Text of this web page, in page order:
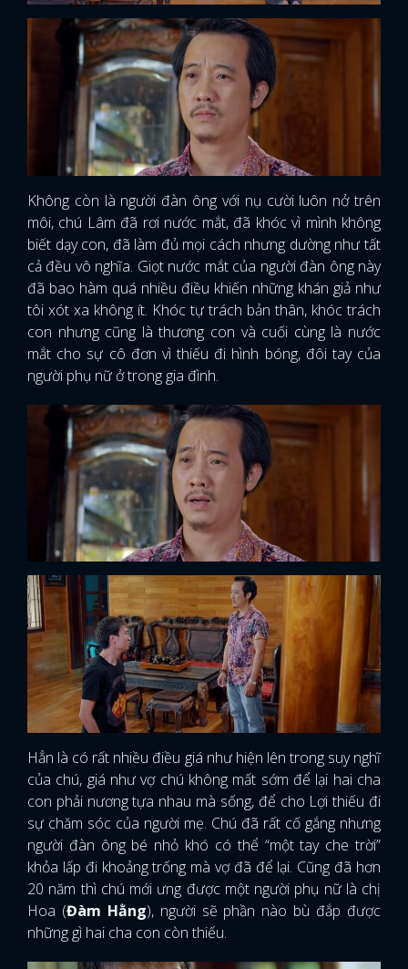
Không còn là người đàn ông với nụ cười luôn nở trên
môi, chú Lâm đã rơi nước mắt, đã khóc vì mình không
biết dạy con, đã làm đủ mọi cách nhưng dường như tất
cả đều vô nghĩa. Giọt nước mắt của người đàn ông này
đã bao hàm quá nhiều điều khiến những khán giả như
tôi xót xa không ít. Khóc tự trách bản thân, khóc trách
con nhưng cũng là thương con và cuối cùng là nước
mắt cho sự cô đơn vì thiếu đi hình bóng, đôi tay của
người phụ nữ ở trong gia đình.
Hẳn là có rất nhiều điều giá như hiện lên trong suy nghĩ
của chú, giá như vợ chú không mất sớm để lại hai cha
con phải nương tựa nhau mà sống, để cho Lợi thiếu đi
sự chăm sóc của người mẹ. Chú đã rất cố gắng nhưng
người đàn ông bé nhỏ khó có thể “một tay che trời”
khỏa lấp đi khoảng trống mà vợ đã để lại. Cũng đã hơn
20 năm thì chú mới ưng được một người phụ nữ là chị
Hoa (Đàm Hằng), người sẽ phần nào bù đắp được
những gì hai cha con còn thiếu.